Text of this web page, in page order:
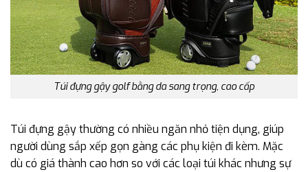
Túi đựng gậy golf bằng da sang trọng, cao cấp
Túi đựng gậy thường có nhiều ngăn nhỏ tiện dụng, giúp
người dùng sắp xếp gọn gàng các phụ kiện đi kèm. Mặc
dù có giá thành cao hơn so với các loại túi khác nhưng sự